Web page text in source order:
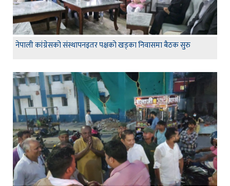
नेपाली कांग्रेसको संस्थापनइतर पक्षको खड्का निवासमा बैठक सुरु